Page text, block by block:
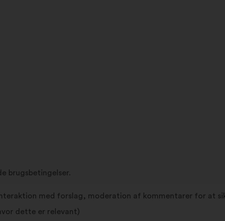
brugsbetingelser.
med forslag, moderation af kommentarer for at
dette er relevant)